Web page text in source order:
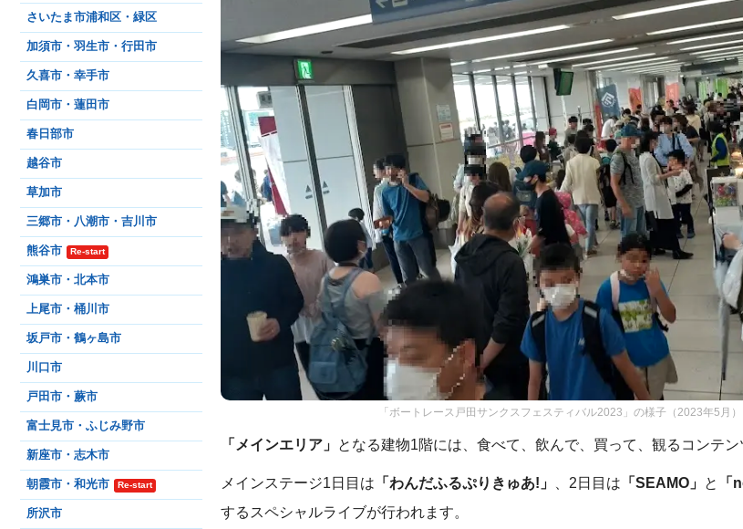
「ボートレース戸田サンクスフェスティバル2023」の様子（2023年5月）
「メインエリア」 となる建物1階には、食べて、飲んで、買って、観るコンテン
メインステージ1日目は 「わんだふるぷりきゅあ!」 、2日目は 「SEAMO」 と 「
するスペシャルライブが行われます。
さいたま市浦和区・緑区
加須市・羽生市・行田市
久喜市・幸手市
白岡市・蓮田市
春日部市
越谷市
草加市
三郷市・八潮市・吉川市
熊谷市 Re-start
鴻巣市・北本市
上尾市・桶川市
坂戸市・鶴ヶ島市
川口市
戸田市・蕨市
富士見市・ふじみ野市
新座市・志木市
朝霞市・和光市 Re-start
所沢市